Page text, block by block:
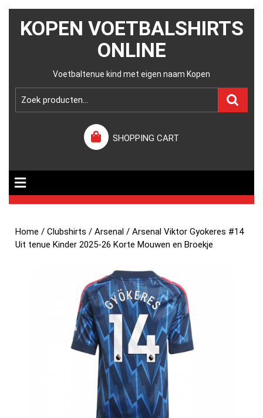
KOPEN VOETBALSHIRTS
ONLINE
Voetbaltenue kind met eigen naam Kopen
SHOPPING CART
Home /Clubshirts /Arsenal / Arsenal Viktor Gyokeres #14
Uit tenue Kinder 2025-26 Korte Mouwen en Broekje